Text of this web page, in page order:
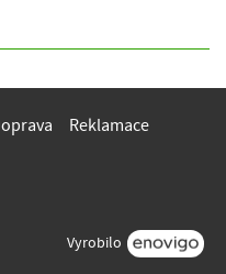
Reklamace
Vyrobilo